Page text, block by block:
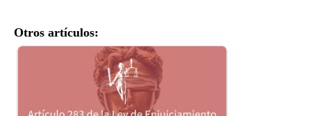
Otros artículos: